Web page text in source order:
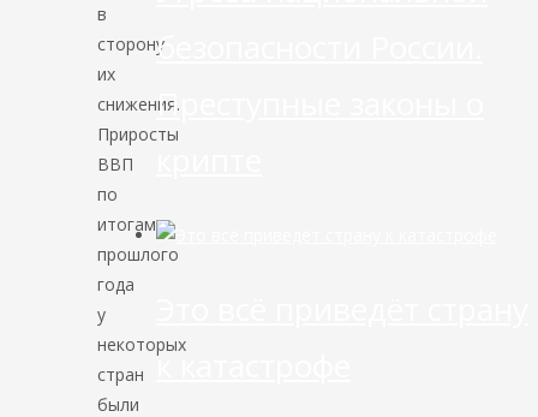
в
сторону
их
снижения.
Приросты
ВВП
по
итогам
прошлого
года
у
некоторых
стран
были
безопасности России.
Преступные законы о
к катастрофе